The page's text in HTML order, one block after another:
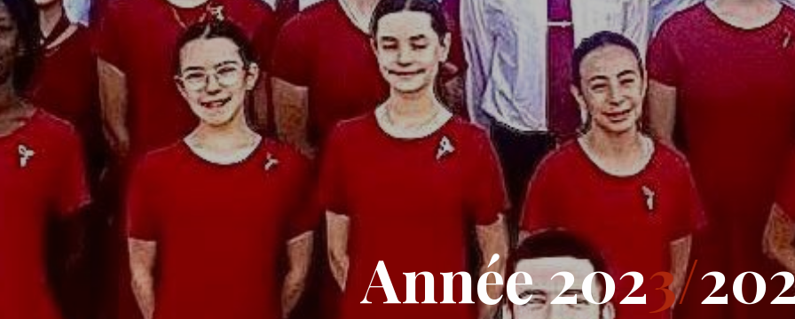
Année2023/20